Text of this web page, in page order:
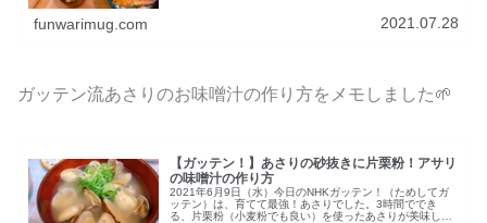
funwarimug.com 2021.07.28
ガッテン流あさりのお味噌汁の作り方をメモしました🌱
【ガッテン！】あさりの砂抜きに片栗粉！アサリ
の味噌汁の作り方
2021年6月9日（水）今日のNHKガッテン！（ためしてガ
ッテン）は、育てて最強！あさりでした。3時間ででき
る、片栗粉（小麦粉でも良い）を使ったあさりが美味しく